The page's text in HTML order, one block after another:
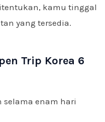
kamu tinggal
yang tersedia.
Trip Korea 6
selama enam hari